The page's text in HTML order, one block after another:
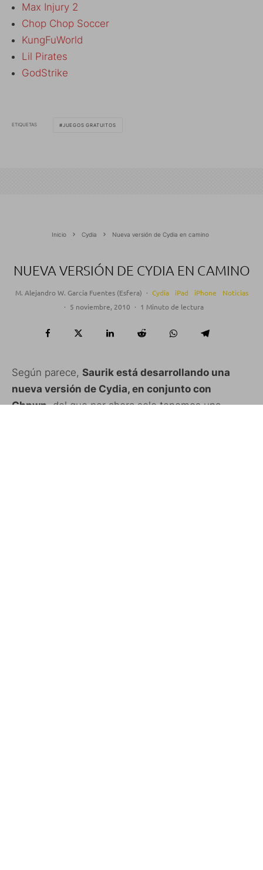
Max Injury 2
Chop Chop Soccer
KungFuWorld
Lil Pirates
GodStrike
ETIQUETAS JUEGOS GRATUITOS
Inicio Cydia Nueva versión de Cydia en camino
NUEVA VERSIÓN DE CYDIA EN CAMINO
M. Alejandro W. García Fuentes (Esfera) · Cydia iPad iPhone
Noticias
· 5 noviembre, 2010 · 1 Minuto de lectura
Según parece, Saurik está desarrollando una
nueva versión de Cydia, en conjunto con
Chpwn, del que por ahora solo tenemos una